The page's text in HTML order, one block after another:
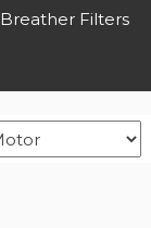
Breather Filters